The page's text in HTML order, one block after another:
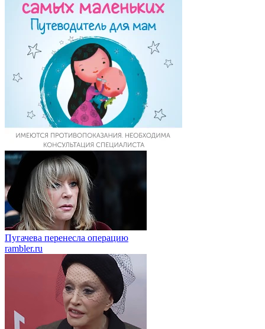
Пугачева перенесла операцию
rambler.ru